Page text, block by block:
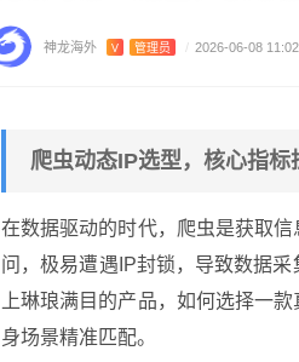
神龙海外 V 管理员 / 2026-06-08
爬虫动态IP选型，核心指标
在数据驱动的时代，爬虫是获取
问，极易遭遇IP封锁，导致数据
上琳琅满目的产品，如何选择一
身场景精准匹配。